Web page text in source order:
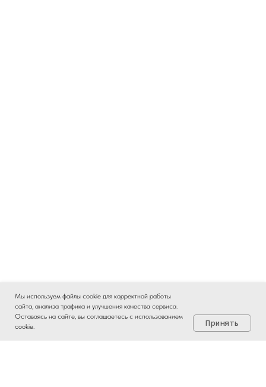
Быстро отвечаем в Max ☛
Мы используем файлы cookie для корректной работы
сайта, анализа трафика и улучшения качества сервиса.
Оставаясь на сайте, вы соглашаетесь с использованием
cookie.
Принять